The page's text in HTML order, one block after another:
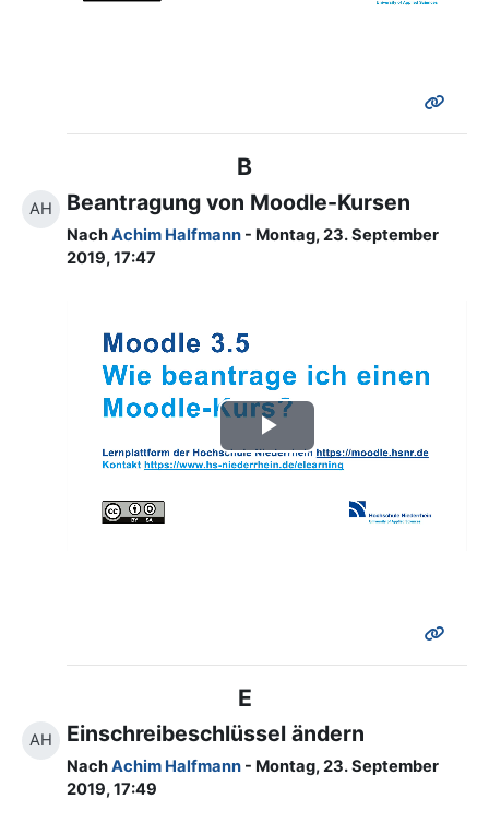
B
AH Beantragung von Moodle-Kursen
NachAchim Halfmann - Montag, 23. September
2019, 17:47
Video
abspielen
E
AH Einschreibeschlüssel ändern
NachAchim Halfmann - Montag, 23. September
2019, 17:49